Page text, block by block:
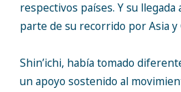
respectivos países. Y su llegada
parte de su recorrido por Asia y
Shin’ichi, había tomado
un apoyo sostenido al